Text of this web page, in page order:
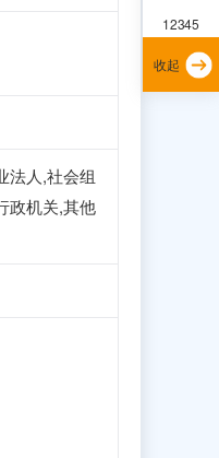
法人,社会组
政机关,其他
12345
收起